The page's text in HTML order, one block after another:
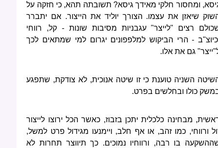
ומחסור חלקי מאידך גיסא? תשובתה תהא, כי חזקה על
שיאזן את עצמו. הצורך יוליד את הייצור. אם יתברר
רצים "לייצר" עגבניות מסיבות שונות - קל, רווחי
- הרי הביקוש למלפפונים יגרום למי שמתאים לכך
גם את אלו.
השניה טוענת כי זו שיטה אנוכית, לא צודקת, שתפגע
כולו ובחלשים בפרט.
מבחינה כלכלית יתכן בזבוז, כאשר הכל ירוצו לייצור
ורווחי, כמו זהב, או אף חלב, ויימנעו מגידול פרט למשל,
בו רבה, ורווחיו נמוכים. כך תיווצר תחרות לא